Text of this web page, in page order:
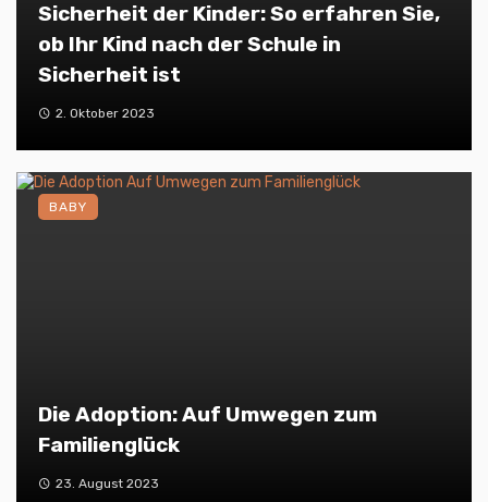
Sicherheit der Kinder: So erfahren Sie,
ob Ihr Kind nach der Schule in
Sicherheit ist
2. Oktober 2023
Die Adoption: Auf Umwegen zum
Familienglück
23. August 2023
BABY